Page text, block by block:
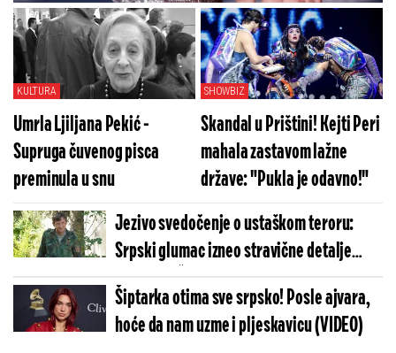
tepih" ženi koja je gazila naš integritet
lažnom zastavom
KULTURA
Umrla Ljiljana Pekić -
Supruga čuvenog pisca
preminula u snu
SHOWBIZ
Skandal u Prištini! Kejti Peri
mahala zastavom lažne
države: "Pukla je odavno!"
Jezivo svedočenje o ustaškom teroru:
Srpski glumac izneo stravične detalje
golgote – Četiri godine pakla i kolona
smrti!
Šiptarka otima sve srpsko! Posle ajvara,
hoće da nam uzme i pljeskavicu (VIDEO)